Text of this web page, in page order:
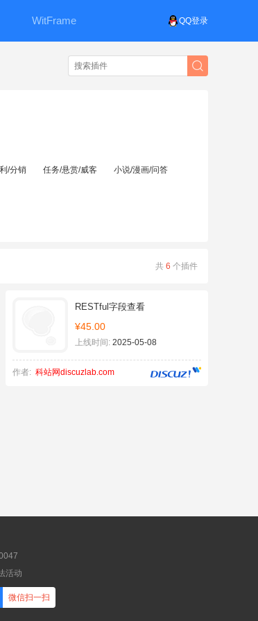
QQ登录
WitFrame
/分销 任务/悬赏/威客 小说/漫画/问答
共 6 个插件
RESTful字段查看
¥45.00
上线时间:2025-05-08
作者: 科站网discuzlab.com
活动
微信扫一扫